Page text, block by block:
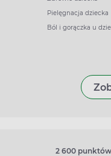
Pielęgnacja dziecka
Ból i gorączka u
2 600